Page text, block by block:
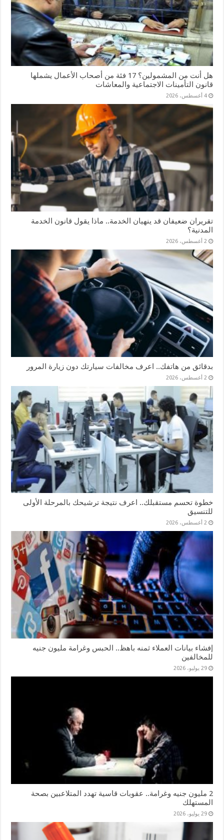
هل أنت من المشمولين؟ 17 فئة من أصحاب الأعمال يشملها
قانون التأمينات الاجتماعية والمعاشات
4 أغسطس، 2026
تقريران ضعيفان قد ينهيان الخدمة.. ماذا يقول قانون الخدمة
المدنية؟
2 أغسطس، 2026
بدقائق من هاتفك.. اعرف مخالفات سيارتك دون زيارة المرور
2 أغسطس، 2026
خطوة تحسم مستقبلك.. اعرف نتيجة ترشيحك بالمرحلة الأولى
للتنسيق
2 أغسطس، 2026
إفشاء بيانات العملاء ثمنه باهظ.. الحبس وغرامة مليون جنيه
للمخالفين
29 يوليو، 2026
2 مليون جنيه وغرامة.. عقوبات قاسية تهدد المتلاعبين بصحة
المستهلك
29 يوليو، 2026